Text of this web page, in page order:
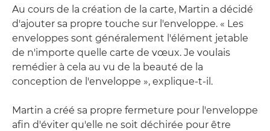
Au cours de la création de la carte, Martin a décidé
d'ajouter sa propre touche sur l'enveloppe. « Les
enveloppes sont généralement l'élément jetable
de n'importe quelle carte de vœux. Je voulais
remédier à cela au vu de la beauté de la
conception de l'enveloppe », explique-t-il.
Martin a créé sa propre fermeture pour l'enveloppe
afin d'éviter qu'elle ne soit déchirée pour être